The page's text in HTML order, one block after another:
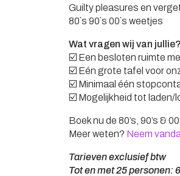
Guilty pleasures en
80`s 90`s 00`s weetjes
Wat vragen wij van jullie?
☑️ Een besloten ruimte
☑️ Eén grote tafel voor
☑️ Minimaal één
☑️ Mogelijkheid tot laden/
Boek nu de 80’s, 90’s &
Meer weten? Neem
Tarieven exclusief btw
Tot en met 25 personen: